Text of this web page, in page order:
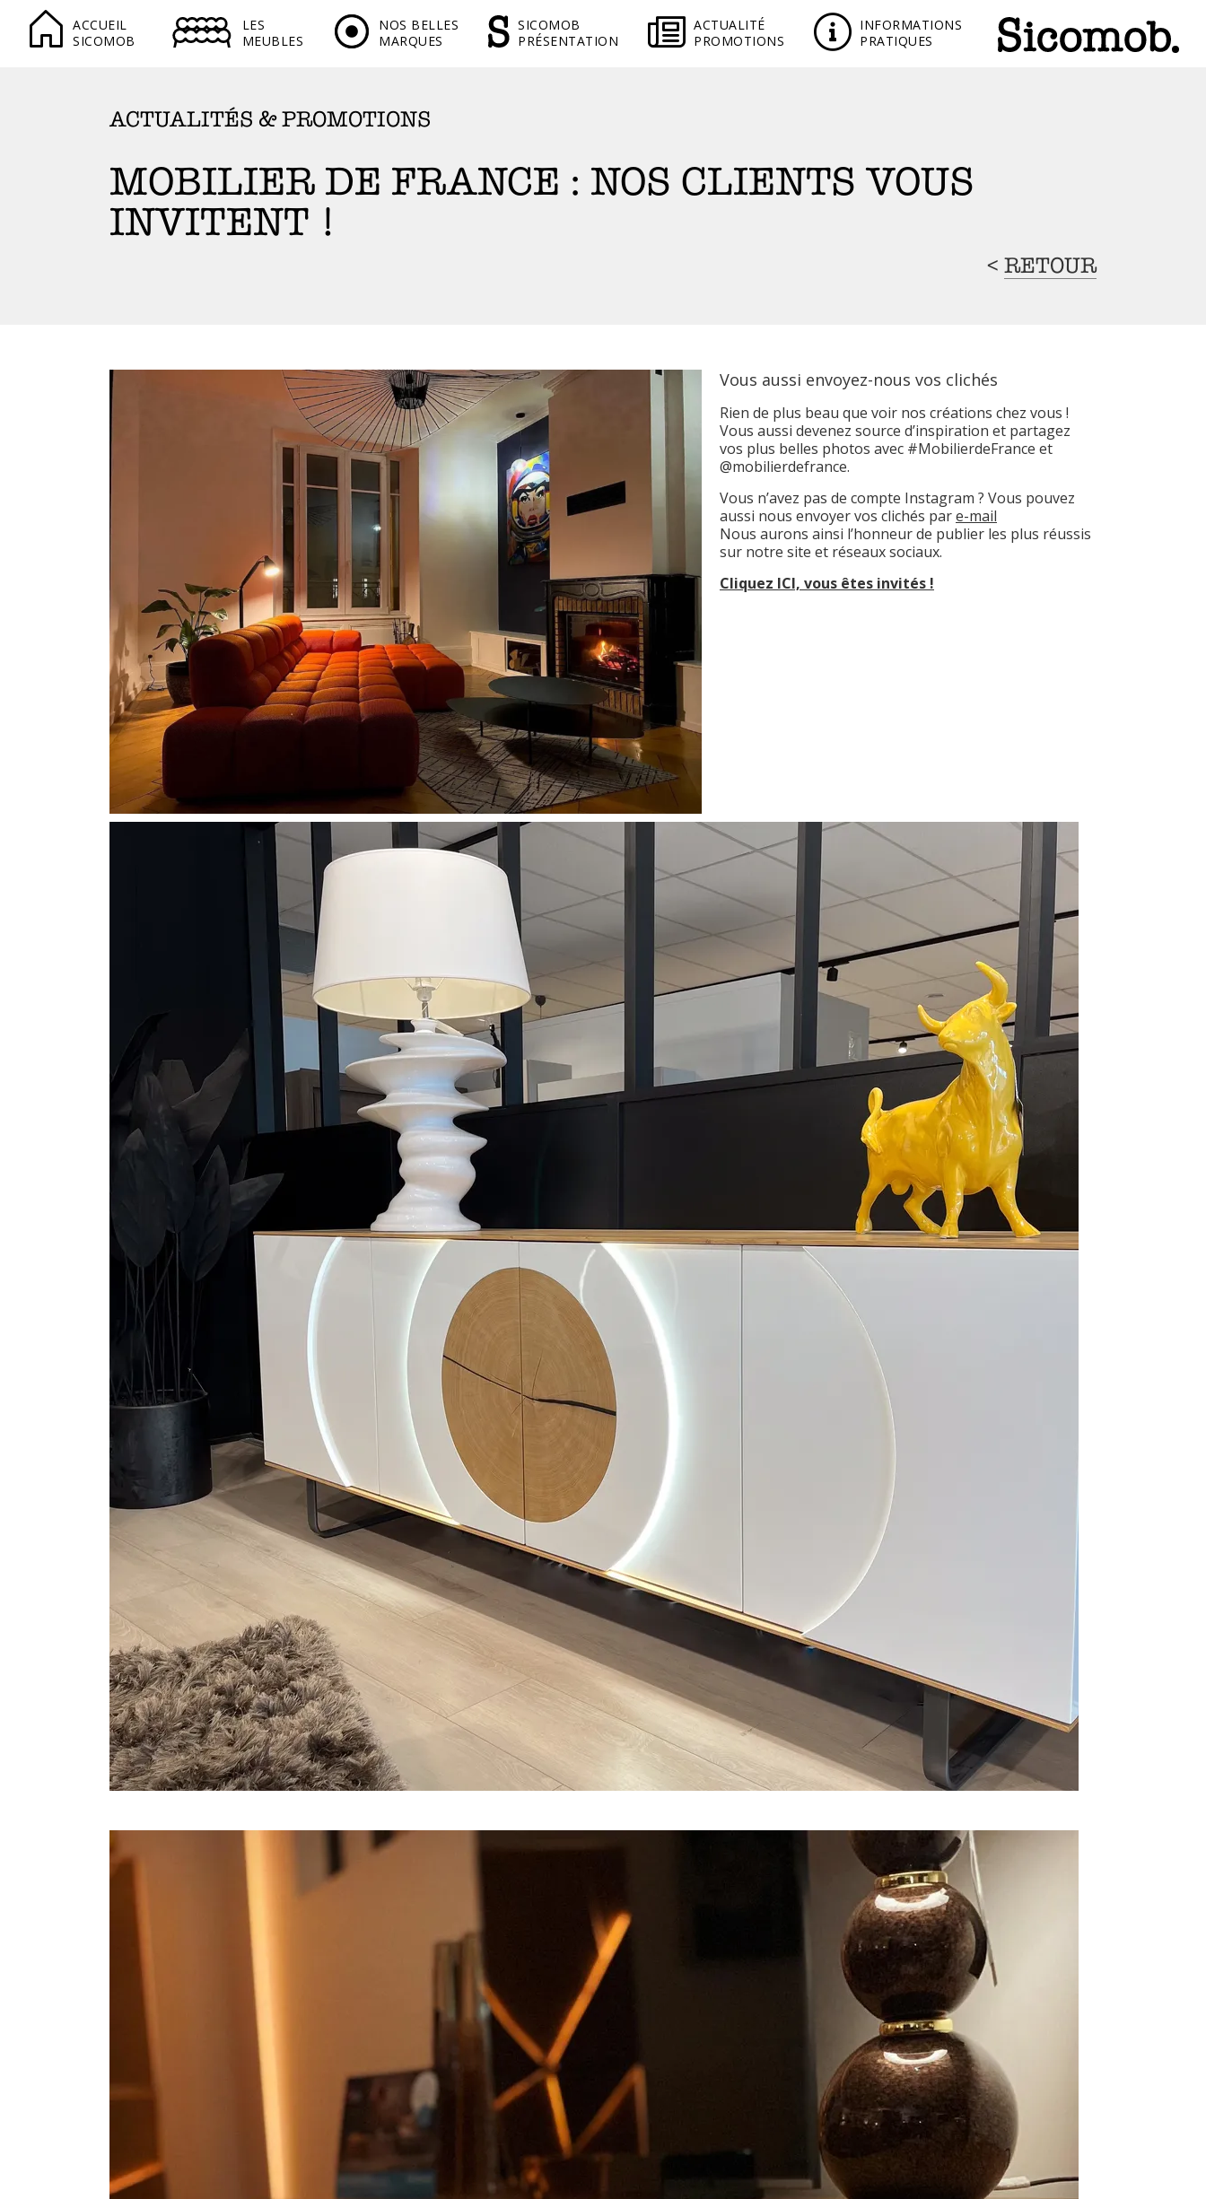
ACCUEIL
SICOMOB
LES
MEUBLES
NOS BELLES
MARQUES
SICOMOB
PRÉSENTATION
ACTUALITÉ
PROMOTIONS
INFORMATIONS
PRATIQUES
ACTUALITÉS & PROMOTIONS
MOBILIER DE FRANCE : NOS CLIENTS VOUS
INVITENT !
< RETOUR
Vous aussi envoyez-nous vos clichés
Rien de plus beau que voir nos créations chez vous !
Vous aussi devenez source d’inspiration et partagez
vos plus belles photos avec #MobilierdeFrance et
@mobilierdefrance.
Vous n’avez pas de compte Instagram ? Vous pouvez
aussi nous envoyer vos clichés pare-mail
Nous aurons ainsi l’honneur de publier les plus réussis
sur notre site et réseaux sociaux.
Cliquez ICI, vous êtes invités !